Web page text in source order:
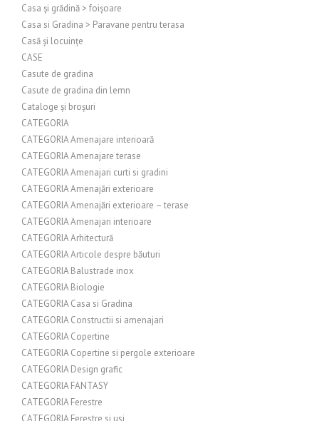
Casa și grădină > foișoare
Casa si Gradina > Paravane pentru terasa
Casă și locuințe
CASE
Casute de gradina
Casute de gradina din lemn
Cataloge și broșuri
CATEGORIA
CATEGORIA Amenajare interioară
CATEGORIA Amenajare terase
CATEGORIA Amenajari curti si gradini
CATEGORIA Amenajări exterioare
CATEGORIA Amenajări exterioare – terase
CATEGORIA Amenajari interioare
CATEGORIA Arhitectură
CATEGORIA Articole despre băuturi
CATEGORIA Balustrade inox
CATEGORIA Biologie
CATEGORIA Casa si Gradina
CATEGORIA Constructii si amenajari
CATEGORIA Copertine
CATEGORIA Copertine si pergole exterioare
CATEGORIA Design grafic
CATEGORIA FANTASY
CATEGORIA Ferestre
CATEGORIA Ferestre si usi